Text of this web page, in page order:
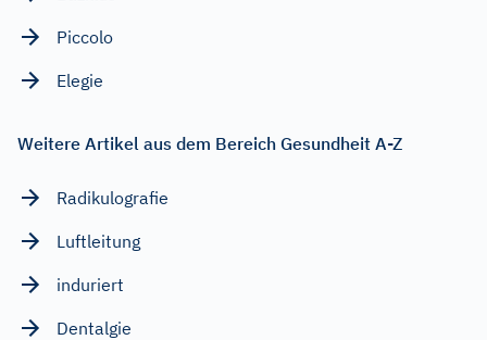
Piccolo
Elegie
Weitere Artikel aus dem Bereich Gesundheit A-Z
Radikulografie
Luftleitung
induriert
Dentalgie